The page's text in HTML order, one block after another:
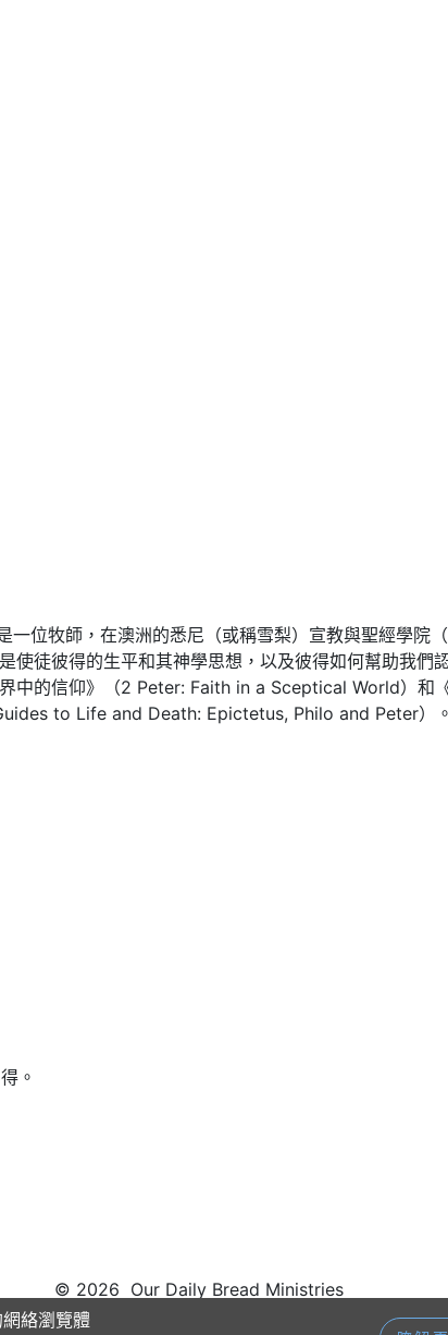
一位牧師，在澳洲的悉尼（或稱雪梨）宣教與聖經學
使徒彼得的生平和其神學思想，以及彼得如何幫助我們
中的信仰》（2 Peter: Faith in a Sceptical World）和
to Life and Death: Epictetus, Philo and Peter）
。
© 2026 Our Daily Bread Ministries
絡瀏覽體